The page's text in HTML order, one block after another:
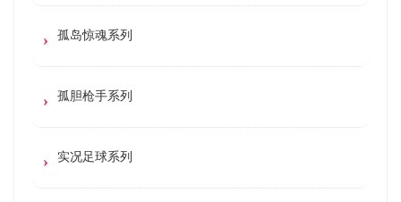
孤岛惊魂系列
孤胆枪手系列
实况足球系列